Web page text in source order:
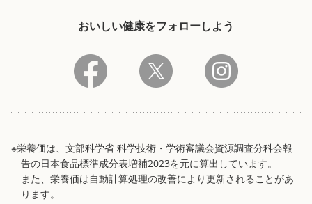
おいしい健康をフォローしよう
※栄養価は、文部科学省 科学技術・学術審議会資源調査分科会報
告の日本食品標準成分表増補2023を元に算出しています。
また、栄養価は自動計算処理の改善により更新されることがあ
ります。